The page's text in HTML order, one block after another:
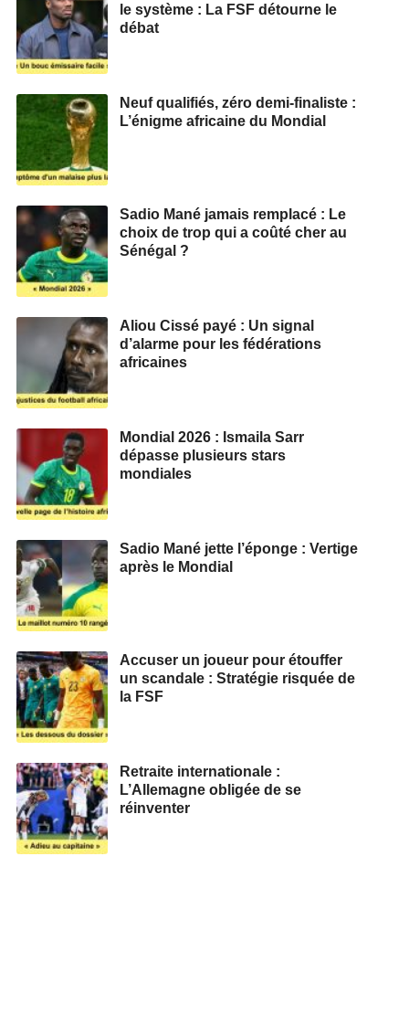
le système : La FSF détourne le
débat
Neuf qualifiés, zéro demi‑finaliste :
L’énigme africaine du Mondial
Sadio Mané jamais remplacé : Le
choix de trop qui a coûté cher au
Sénégal ?
Aliou Cissé payé : Un signal
d’alarme pour les fédérations
africaines
Mondial 2026 : Ismaila Sarr
dépasse plusieurs stars
mondiales
Sadio Mané jette l’éponge : Vertige
après le Mondial
Accuser un joueur pour étouffer
un scandale : Stratégie risquée de
la FSF
Retraite internationale :
L’Allemagne obligée de se
réinventer